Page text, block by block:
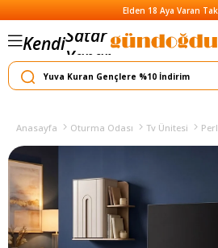
Elden 18 Aya Varan
KendiYapar
Satar
Anasayfa Oturma Odası Tv Ünitesi